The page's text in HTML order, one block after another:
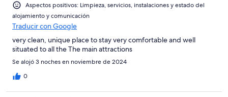
Aspectos positivos: Limpieza, servicios, instalaciones y estado del
alojamiento y comunicación
Traducir con Google
very clean, unique place to stay very comfortable and well
situated to all the The main attractions
Se alojó 3 noches en noviembre de 2024
0